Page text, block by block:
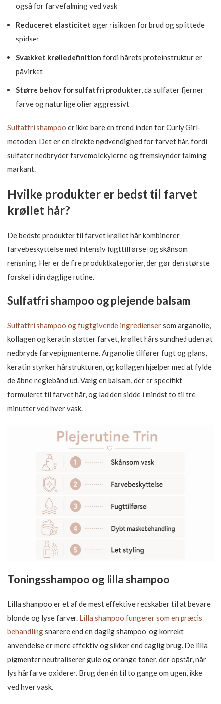
også for farvefalming ved vask
Reduceret elasticitet øger risikoen for brud og splittede
spidser
Svækket krølledefinition fordi hårets proteinstruktur er
påvirket
Større behov for sulfatfri produkter, da sulfater fjerner
farve og naturlige olier aggressivt
Sulfatfri shampoo er ikke bare en trend inden for Curly Girl-
metoden. Det er en direkte nødvendighed for farvet hår, fordi
sulfater nedbryder farvemolekylerne og fremskynder falming
markant.
Hvilke produkter er bedst til farvet
krøllet hår?
De bedste produkter til farvet krøllet hår kombinerer
farvebeskyttelse med intensiv fugttilførsel og skånsom
rensning. Her er de fire produktkategorier, der gør den største
forskel i din daglige rutine.
Sulfatfri shampoo og plejende balsam
Sulfatfri shampoo og fugtgivende ingrediensersom arganolie,
kollagen og keratin støtter farvet, krøllet hårs sundhed uden at
nedbryde farvepigmenterne. Arganolie tilfører fugt og glans,
keratin styrker hårstrukturen, og kollagen hjælper med at fylde
de åbne neglebånd ud. Vælg en balsam, der er specifikt
formuleret til farvet hår, og lad den sidde i mindst to til tre
minutter ved hver vask.
Toningsshampoo og lilla shampoo
Lilla shampoo er et af de mest effektive redskaber til at bevare
blonde og lyse farver. Lilla shampoo fungerer som en præcis
behandlingsnarere end en daglig shampoo, og korrekt
anvendelse er mere effektiv og sikker end daglig brug. De lilla
pigmenter neutraliserer gule og orange toner, der opstår, når
lys hårfarve oxiderer. Brug den én til to gange om ugen, ikke
ved hver vask.